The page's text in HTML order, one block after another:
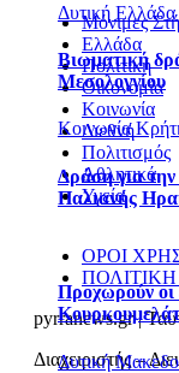
Δυτική Ελλάδα
Βιωματική
Μεσολογγίου
Κοινωνία
Δράση για
Παλιανής
Προχωρούν οι
Δυτική
Μόνιμες
Ελλάδα
Πολιτική
Οικονομία
Κοινωνία
Διεθνή
Πολιτισμός
Αθλητικά
Υγεία
ΟΡΟΙ
pyrranews.gr |
Διαχειριστής –